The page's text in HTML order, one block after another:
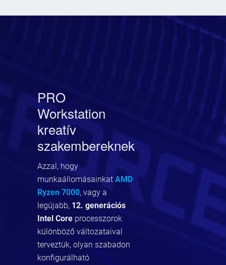
PRO
Workstation
kreatív
szakembereknek
Azzal, hogy
munkaállomásainkat AMD
Ryzen 7000, vagy a
legújabb, 12. generációs
Intel Coreprocesszorok
különböző változataival
terveztük, olyan szabadon
konfigurálható